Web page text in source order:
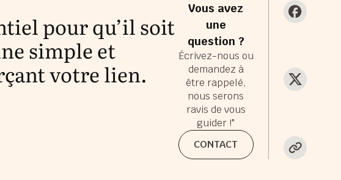
pour qu’il soit
simple et
votre lien.
Vous avez
une
question ?
Écrivez-nous ou
demandez à
être rappelé,
nous serons
ravis de vous
guider !"
CONTACT
CONTACT